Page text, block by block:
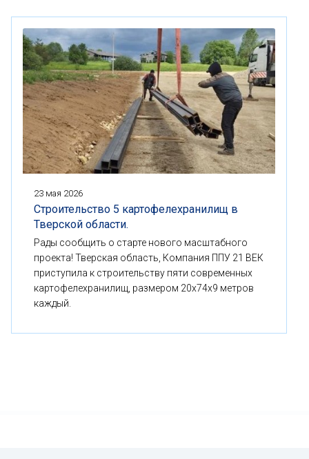
23 мая 2026
Строительство 5 картофелехранилищ в
Тверской области.
Рады сообщить о старте нового масштабного
проекта! Тверская область, Компания ППУ 21 ВЕК
приступила к строительству пяти современных
картофелехранилищ, размером 20x74x9 метров
каждый.